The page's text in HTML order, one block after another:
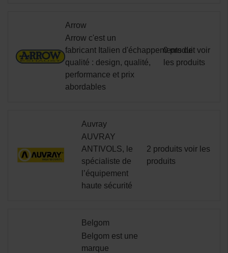
Arrow
Arrowc'est un
fabricant Italien d'échappementsde
qualité : design, qualité,
performance et prix
abordables
0 produit voir
les produits
Auvray
AUVRAY
ANTIVOLS, le
spécialiste de
l’équipement
haute sécurité
2 produits voir les
produits
Belgom
Belgom est une
marque